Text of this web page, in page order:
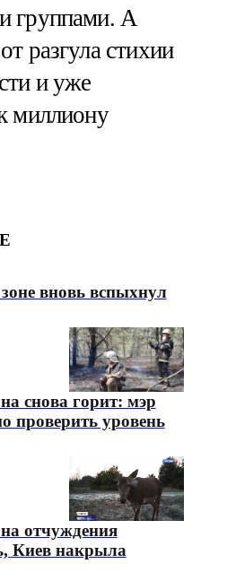
группами. А
разгула стихии
и уже
миллиону
вновь вспыхнул
снова горит: мэр
проверить уровень
отчуждения
Киев накрыла